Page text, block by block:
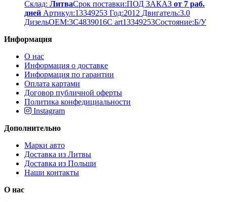
Склад: ЛитваСрок поставки:ПОД ЗАКАЗ от 7 раб.
дней Артикул:13349253 Год:2012 Двигатель:3.0
ДизельOEM:3C4839016C art13349253Cостояние:Б/У
Информация
О нас
Информация о доставке
Информация по гарантии
Оплата картами
Договор публичной оферты
Политика конфедициальности
Instagram
Дополнительно
Марки авто
Доставка из Литвы
Доставка из Польши
Наши контакты
О нас